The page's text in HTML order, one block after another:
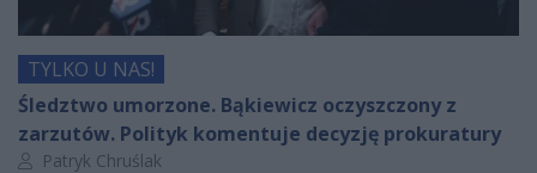
TYLKO U NAS!
Śledztwo umorzone. Bąkiewicz oczyszczony z
zarzutów. Polityk komentuje decyzję prokuratury
Autor artykułu:
Patryk Chruślak